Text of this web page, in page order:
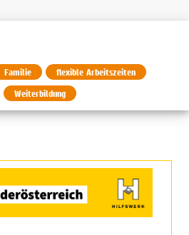
Familie
flexible Arbeitszeiten
Weiterbildung